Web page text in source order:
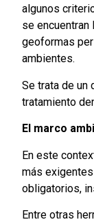
algunos
se
geoformas
ambientes.
Se trata de un
tratamiento
El marco
En este
más
obligatorios,
Entre otras